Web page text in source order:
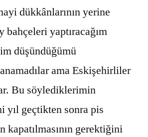
dükkânlarının yerine
bahçeleri yaptıracağım
düşündüğümü
ama Eskişehirliler
Bu söylediklerimin
yıl geçtikten sonra pis
kapatılmasının gerektiğini